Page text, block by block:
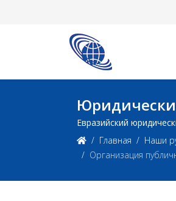
Евразийский
Главная
Наши
Организация